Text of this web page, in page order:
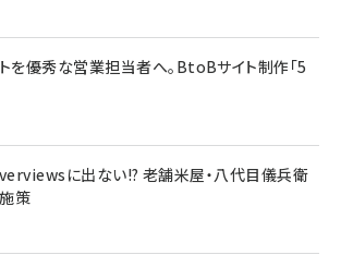
を優秀な営業担当者へ。BtoBサイト制作「5
に出ない!? 老舗米屋・八代目儀兵衛
策